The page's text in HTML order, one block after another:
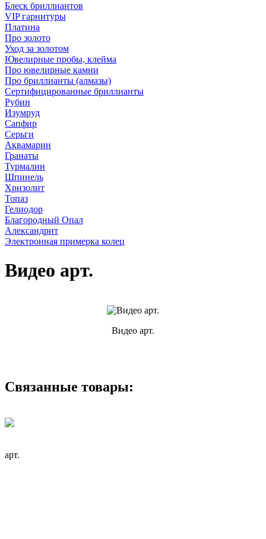
Блеск бриллиантов
VIP гарнитуры
Платина
Про золото
Уход за золотом
Ювелирные пробы, клейма
Про ювелирные камни
Про бриллианты (алмазы)
Сертифицированные бриллианты
Рубин
Изумруд
Сапфир
Серьги
Аквамарин
Гранаты
Турмалин
Шпинель
Хризолит
Топаз
Гелиодор
Благородный Опал
Александрит
Электронная примерка колец
Видео арт.
Видео арт.
Связанные товары:
арт.